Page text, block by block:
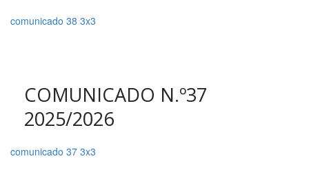
comunicado 38 3x3
COMUNICADO N.º37
2025/2026
comunicado 37 3x3